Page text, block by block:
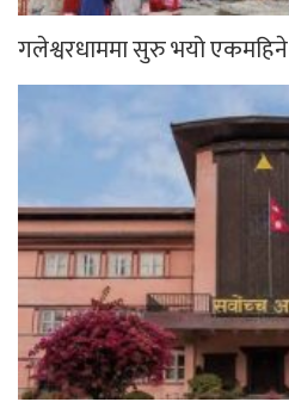
गलेश्वरधाममा सुरु भयो एकमहिने